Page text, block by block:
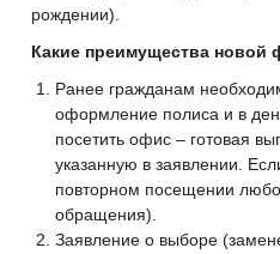
рождении).
Какие преимущества
Ранее гражданам
оформление полиса и в
посетить офис – готовая
указанную в заявлении.
повторном посещении
обращения).
Заявление о выборе